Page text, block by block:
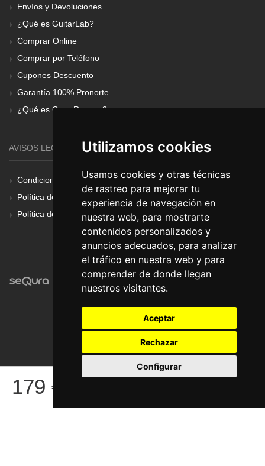
Utilizamos cookies
Usamos cookies y otras técnicas
de rastreo para mejorar tu
experiencia de navegación en
nuestra web, para mostrarte
contenidos personalizados y
anuncios adecuados, para analizar
el tráfico en nuestra web y para
comprender de donde llegan
nuestros visitantes.
Aceptar
Rechazar
Configurar
179 €
Envíos y Devoluciones
¿Qué es GuitarLab?
Comprar Online
Comprar por Teléfono
Cupones Descuento
Garantía 100% Pronorte
¿Qué es Gear Renove?
AVISOS LEGALES
Condiciones Generales
Política de Cookies
Política de Privacidad
© Pronorte Sonido SL. Todos los derechos reservados.